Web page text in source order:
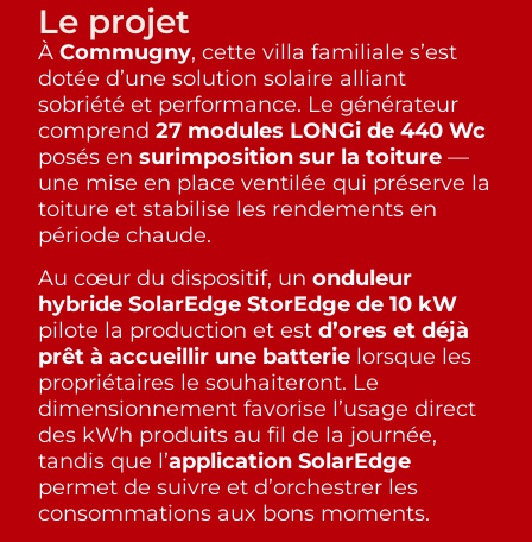
Le projet
À Commugny, cette villa familiale s’est
dotée d’une solution solaire alliant
sobriété et performance. Le générateur
comprend 27 modules LONGi de 440 Wc
posés en surimposition sur la toiture —
une mise en place ventilée qui préserve la
toiture et stabilise les rendements en
période chaude.
Au cœur du dispositif, un onduleur
hybride SolarEdge StorEdge de 10 kW
pilote la production et est d’ores et déjà
prêt à accueillir une batterie lorsque les
propriétaires le souhaiteront. Le
dimensionnement favorise l’usage direct
des kWh produits au fil de la journée,
tandis que l’application SolarEdge
permet de suivre et d’orchestrer les
consommations aux bons moments.